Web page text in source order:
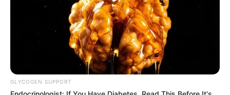
GLYCOGEN SUPPORT